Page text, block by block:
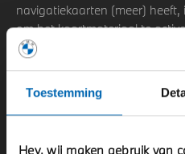
Toestemming
Hey, wij maken gebruik van
navigatiekaarten (meer)
om het kaartmateriaal te
activatiecode in via de iDrive
05Selecteer 'OK' om de